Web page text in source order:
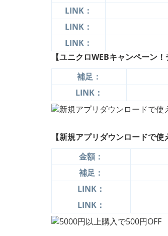
LINK：
LINK：
LINK：
【ユニクロWEBキャンペーン
補足：
LINK：
【新規アプリダウンロードで使
金額：
補足：
LINK：
LINK：